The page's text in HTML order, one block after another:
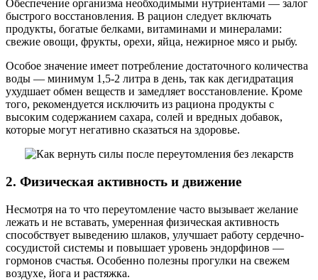
Обеспечение организма необходимыми нутриентами — залог
быстрого восстановления. В рацион следует включать
продукты, богатые белками, витаминами и минералами:
свежие овощи, фрукты, орехи, яйца, нежирное мясо и рыбу.
Особое значение имеет потребление достаточного количества
воды — минимум 1,5-2 литра в день, так как дегидратация
ухудшает обмен веществ и замедляет восстановление. Кроме
того, рекомендуется исключить из рациона продукты с
высоким содержанием сахара, солей и вредных добавок,
которые могут негативно сказаться на здоровье.
2. Физическая активность и движение
Несмотря на то что переутомление часто вызывает желание
лежать и не вставать, умеренная физическая активность
способствует выведению шлаков, улучшает работу сердечно-
сосудистой системы и повышает уровень эндорфинов —
гормонов счастья. Особенно полезны прогулки на свежем
воздухе, йога и растяжка.